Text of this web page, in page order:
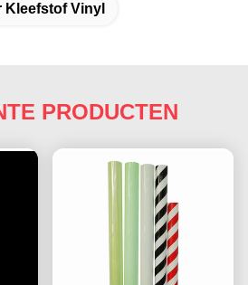
Kleefstof Vinyl
PRODUCTEN